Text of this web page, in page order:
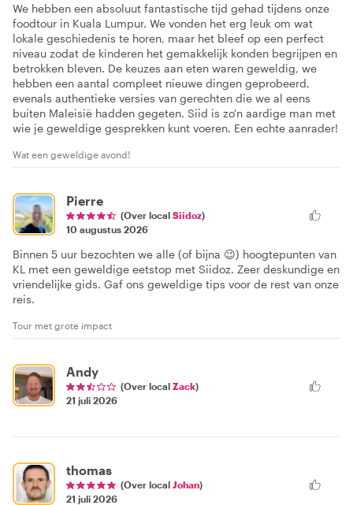
We hebben een absoluut fantastische tijd gehad tijdens onze
foodtour in Kuala Lumpur. We vonden het erg leuk om wat
lokale geschiedenis te horen, maar het bleef op een perfect
niveau zodat de kinderen het gemakkelijk konden begrijpen en
betrokken bleven. De keuzes aan eten waren geweldig, we
hebben een aantal compleet nieuwe dingen geprobeerd,
evenals authentieke versies van gerechten die we al eens
buiten Maleisië hadden gegeten. Siid is zo'n aardige man met
wie je geweldige gesprekken kunt voeren. Een echte aanrader!
Wat een geweldige avond!
Pierre
(Over local Siidoz)
10 augustus 2026
Binnen 5 uur bezochten we alle (of bijna 😉) hoogtepunten van
KL met een geweldige eetstop met Siidoz. Zeer deskundige en
vriendelijke gids. Gaf ons geweldige tips voor de rest van onze
reis.
Tour met grote impact
Andy
(Over local Zack)
21 juli 2026
thomas
(Over local Johan)
21 juli 2026